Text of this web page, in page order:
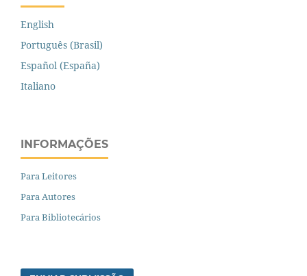
English
Português (Brasil)
Español (España)
Italiano
INFORMAÇÕES
Para Leitores
Para Autores
Para Bibliotecários